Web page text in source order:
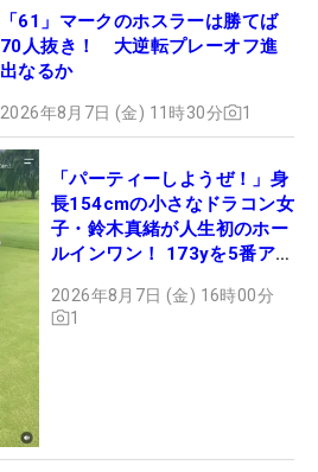
「61」マークのホスラーは勝てば
70人抜き！ 大逆転プレーオフ進
出なるか
2026年8月7日 (金) 11時30分 1
「パーティーしようぜ！」身
長154cmの小さなドラコン女
子・鈴木真緒が人生初のホー
ルインワン！ 173yを5番アイ
2026年8月7日 (金) 16時00分
1